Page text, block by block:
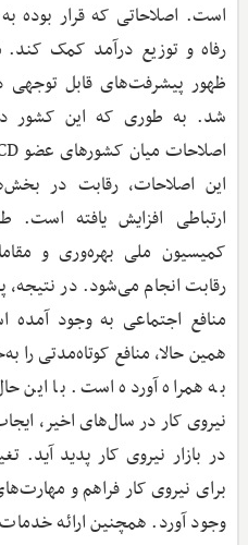
است. اصلاحاتی که قرار بوده
رفاه و توزیع درآمد کمک
ظهور پیشرفت‌های قابل
شد. به طوری که این کشور
این اصلاحات، رقابت در
ارتباطی افزایش یافته
کمیسیون ملی بهره‌وری و
رقابت انجام می‌شود. در
منافع اجتماعی به وجود
همین حالا، منافع کوتاه‌مدتی
به همراه آورده است. با این
نیروی کار در سال‌های اخیر،
در بازار نیروی کار پدید آید.
برای نیروی کار فراهم و
وجود آورد. همچنین ارائه